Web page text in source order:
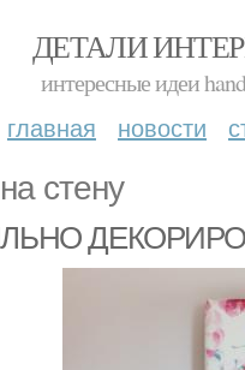
ДЕТАЛИ
интересные идеи
главная новости
стену